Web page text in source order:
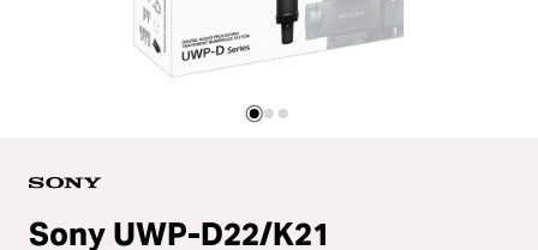
Stative & Gimbals
Zubehör
Loading...
Sony UWP-D22/K21